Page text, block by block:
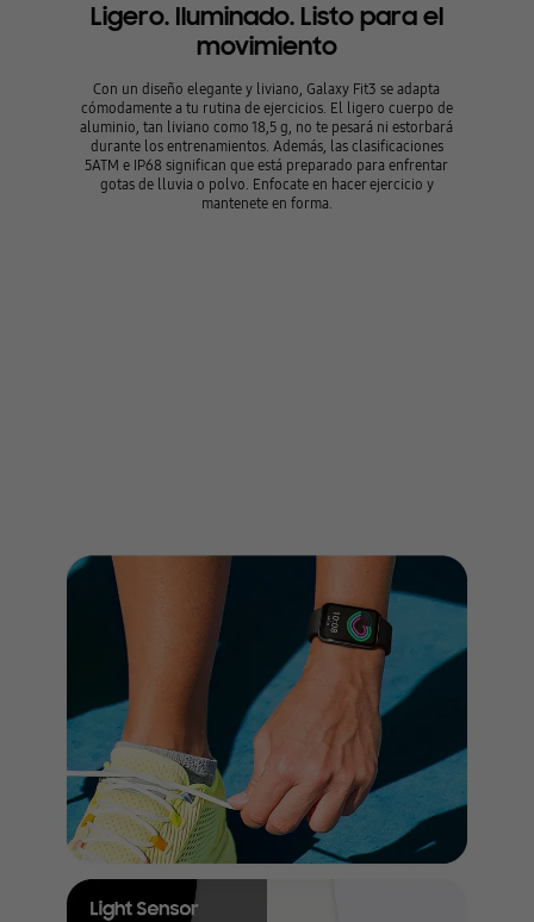
Ligero. Iluminado. Listo para el
movimiento
Con un diseño elegante y liviano, Galaxy Fit3 se adapta
cómodamente a tu rutina de ejercicios. El ligero cuerpo de
aluminio, tan liviano como 18,5 g, no te pesará ni estorbará
durante los entrenamientos. Además, las clasificaciones
5ATM e IP68 significan que está preparado para enfrentar
gotas de lluvia o polvo. Enfocate en hacer ejercicio y
mantenete en forma.